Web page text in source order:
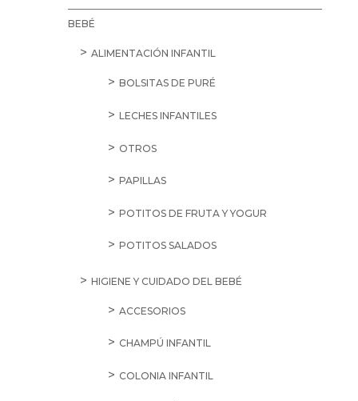
BEBÉ
ALIMENTACIÓN INFANTIL
BOLSITAS DE PURÉ
LECHES INFANTILES
OTROS
PAPILLAS
POTITOS DE FRUTA Y YOGUR
POTITOS SALADOS
HIGIENE Y CUIDADO DEL BEBÉ
ACCESORIOS
CHAMPÚ INFANTIL
COLONIA INFANTIL